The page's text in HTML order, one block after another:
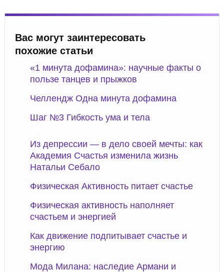
Вас могут заинтересовать
похожие статьи
«1 минута дофамина»: научные факты о
пользе танцев и прыжков
Челлендж Одна минута дофамина
Шаг №3 Гибкость ума и тела
Из депрессии — в дело своей мечты: как
Академия Счастья изменила жизнь
Натальи Себало
Физическая Активность питает счастье
Физическая активность наполняет
счастьем и энергией
Как движение подпитывает счастье и
энергию
Мода Милана: наследие Армани и